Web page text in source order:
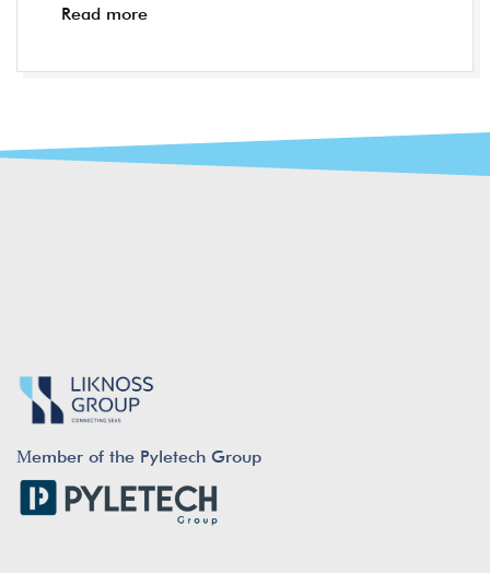
Read more
Μember of the Pyletech Group